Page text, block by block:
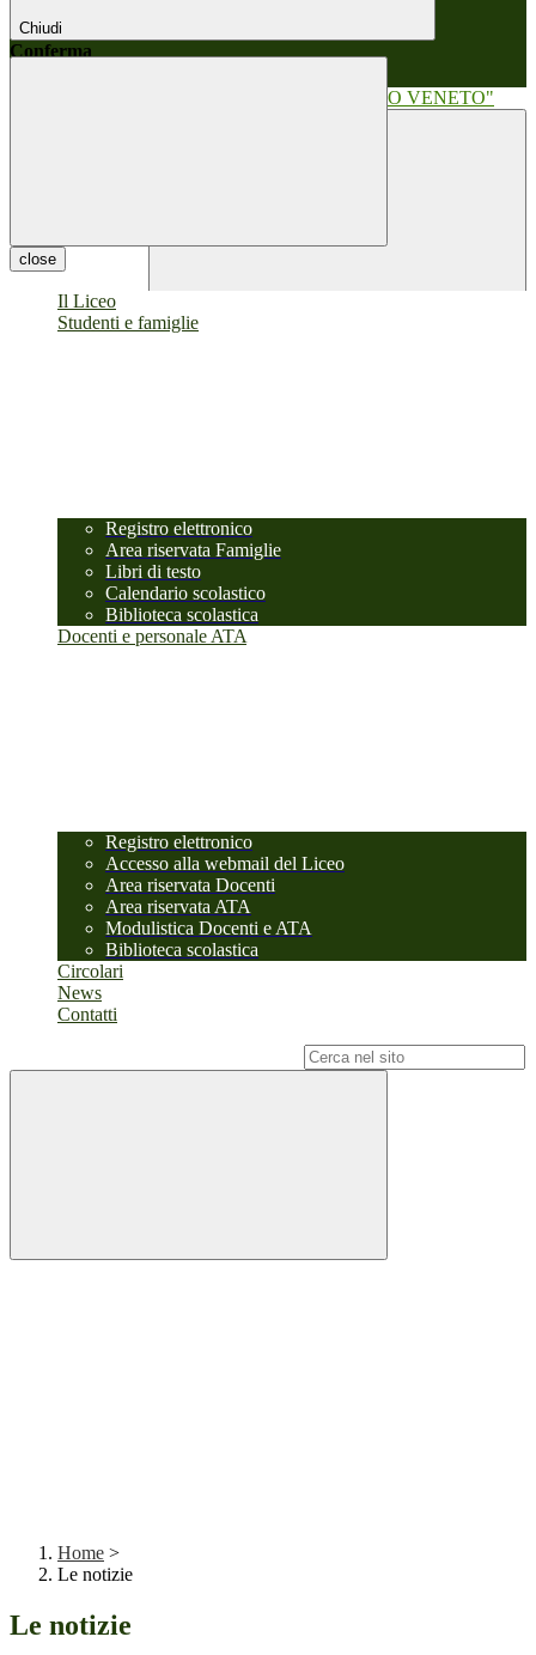
Chiudi
Conferma
close
Il Liceo
Studenti e famiglie
Registro elettronico
Area riservata Famiglie
Libri di testo
Calendario scolastico
Biblioteca scolastica
Docenti e personale ATA
Registro elettronico
Accesso alla webmail del Liceo
Area riservata Docenti
Area riservata ATA
Modulistica Docenti e ATA
Biblioteca scolastica
Circolari
News
Contatti
Home >
Le notizie
Le notizie